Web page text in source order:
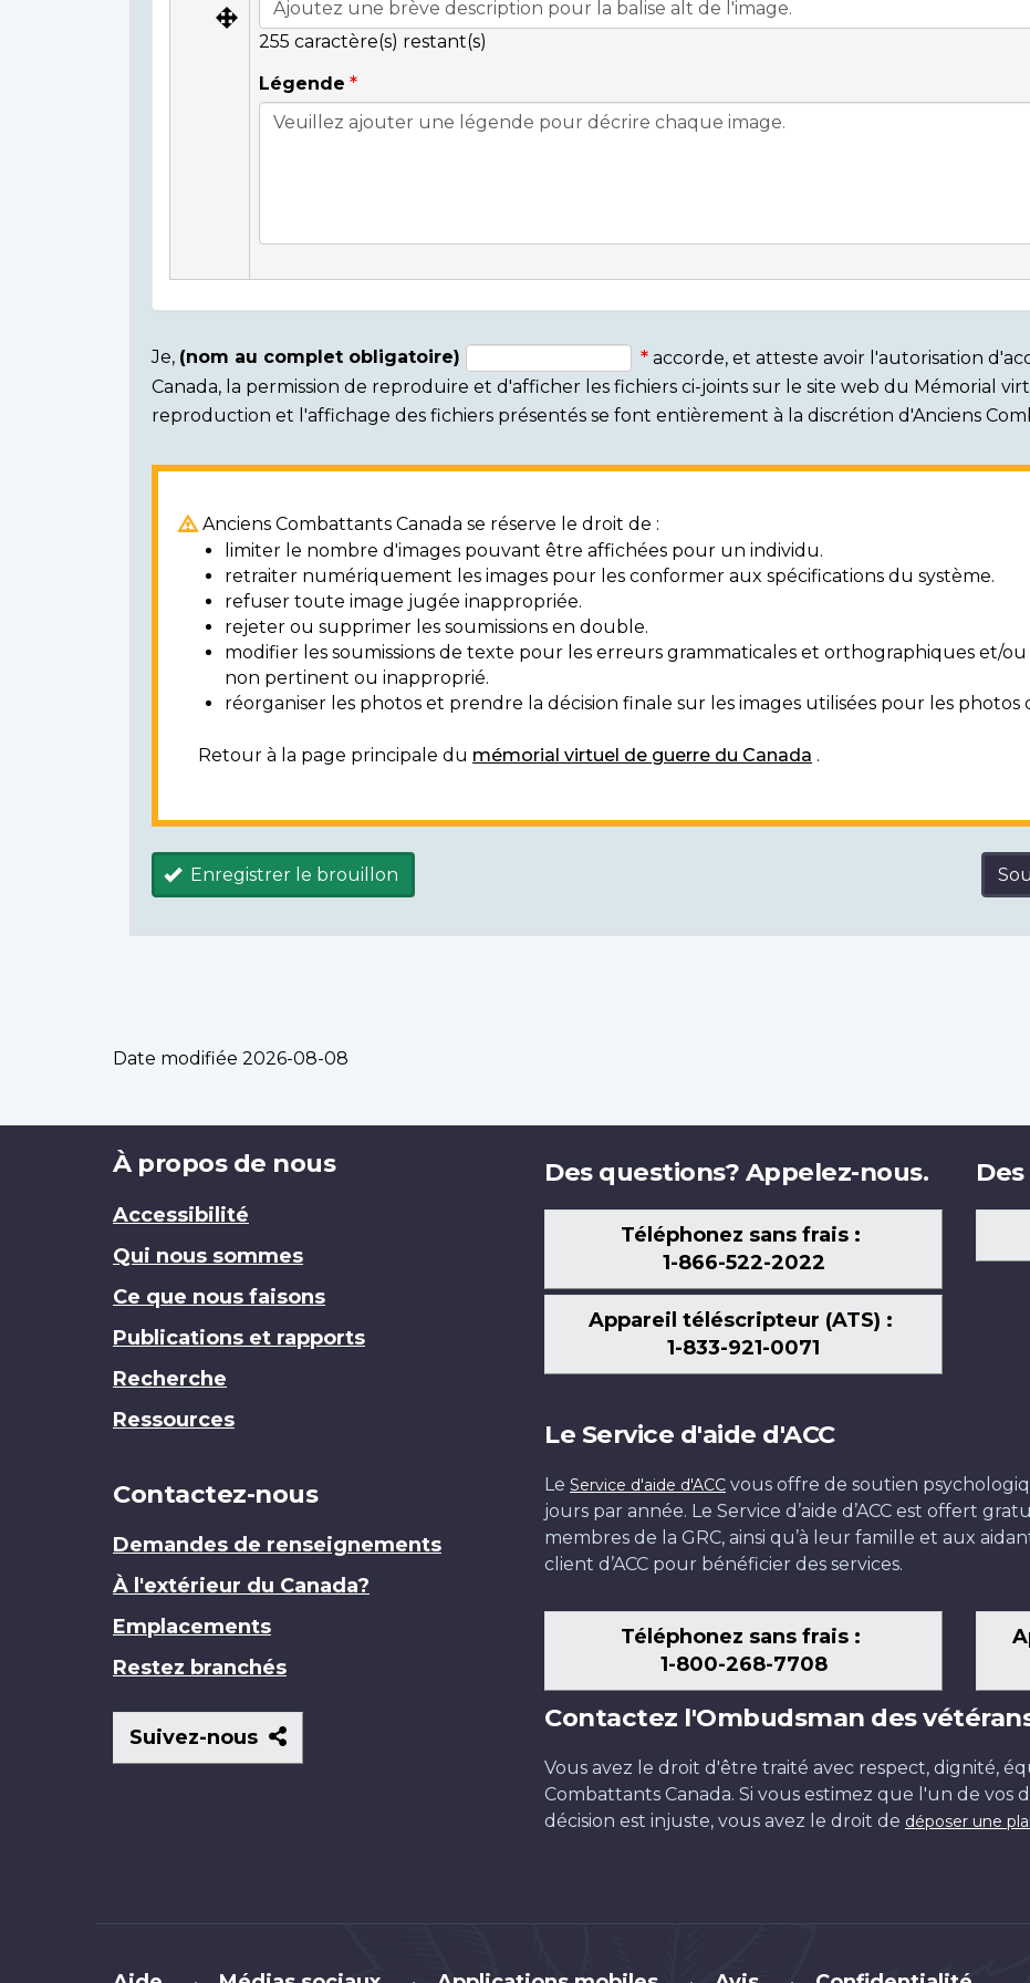
255 caractère(s) restant(s)
Légende
Consent
section
Je, (nom au complet obligatoire)
accorde, et atteste avoir l'autorisation
Canada, la permission de reproduire et d'afficher les fichiers ci-joints sur le site web du Mémorial
reproduction et l'affichage des fichiers présentés se font entièrement à la discrétion d'Anciens
Anciens Combattants Canada se réserve le droit de :
limiter le nombre d'images pouvant être affichées pour un individu.
retraiter numériquement les images pour les conformer aux spécifications du système.
refuser toute image jugée inappropriée.
rejeter ou supprimer les soumissions en double.
modifier les soumissions de texte pour les erreurs grammaticales et orthographiques et/
non pertinent ou inapproprié.
réorganiser les photos et prendre la décision finale sur les images utilisées pour les photos
Retour à la page principale du mémorial virtuel de guerre du Canada .
Enregistrer le brouillon
Date modifiée 2026-08-08
Brand
À propos de nous
Accessibilité
Qui nous sommes
Ce que nous faisons
Publications et rapports
Recherche
Ressources
Contactez-nous
Demandes de renseignements
À l'extérieur du Canada?
Emplacements
Restez branchés
Suivez-nous
Suivez-
nous
Des questions? Appelez-nous.
Téléphonez sans frais :
1-866-522-2022
Appareil téléscripteur (ATS) :
1-833-921-0071
Le Service d'aide d'ACC
Le Service d'aide d'ACC vous offre de soutien
jours par année. Le Service d’aide d’ACC est offert
membres de la GRC, ainsi qu’à leur famille et aux
client d’ACC pour bénéficier des services.
Téléphonez sans frais :
1-800-268-7708
Contactez l'Ombudsman des
Vous avez le droit d'être traité avec respect, dignité,
Combattants Canada. Si vous estimez que l'un de vos
décision est injuste, vous avez le droit de déposer une
Brand